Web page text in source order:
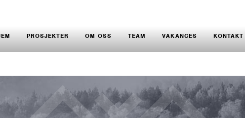
PROSJEKTER OM OSS TEAM VAKANCES KONTAKT